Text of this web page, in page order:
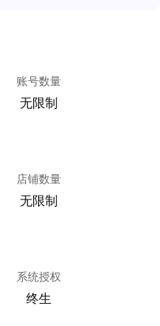
账号数量
无限制
店铺数量
无限制
系统授权
终生